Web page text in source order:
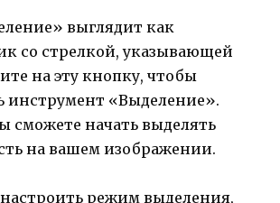
выглядит как
со стрелкой, указывающей
на эту кнопку, чтобы
инструмент «Выделение».
сможете начать выделять
на вашем изображении.
режим выделения,